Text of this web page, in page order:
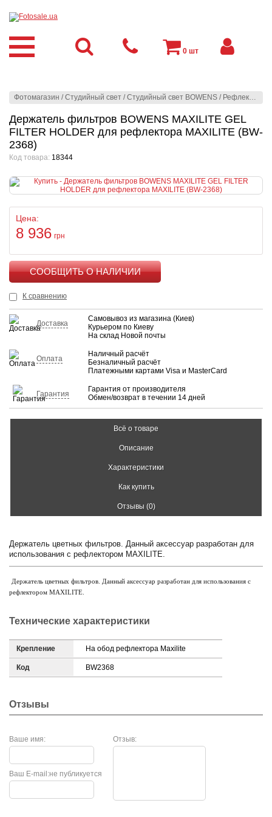
Фотомагазин /Студийный свет /Студийный свет BOWENS / Рефлекторы
Держатель фильтров BOWENS MAXILITE GEL
FILTER HOLDER для рефлектора MAXILITE (BW-
2368)
Код товара: 18344
Цена:
8 936 грн
К сравнению
Доставка
Самовывоз из магазина (Киев)
Курьером по Киеву
На склад Новой почты
Оплата
Наличный расчёт
Безналичный расчёт
Платежными картами Visa и MasterCard
Гарантия
Гарантия от производителя
Обмен/возврат в течении 14 дней
Всё о товаре
Описание
Характеристики
Как купить
Отзывы (0)
Держатель цветных фильтров. Данный аксессуар разработан для
использования с рефлектором MAXILITE.
Держатель цветных фильтров. Данный аксессуар разработан для использования с
рефлектором MAXILITE.
Технические характеристики
Крепление На обод рефлектора Maxilite
Код BW2368
Отзывы
Ваше имя: Отзыв:
не публикуется
Ваш E-mail:
0 шт